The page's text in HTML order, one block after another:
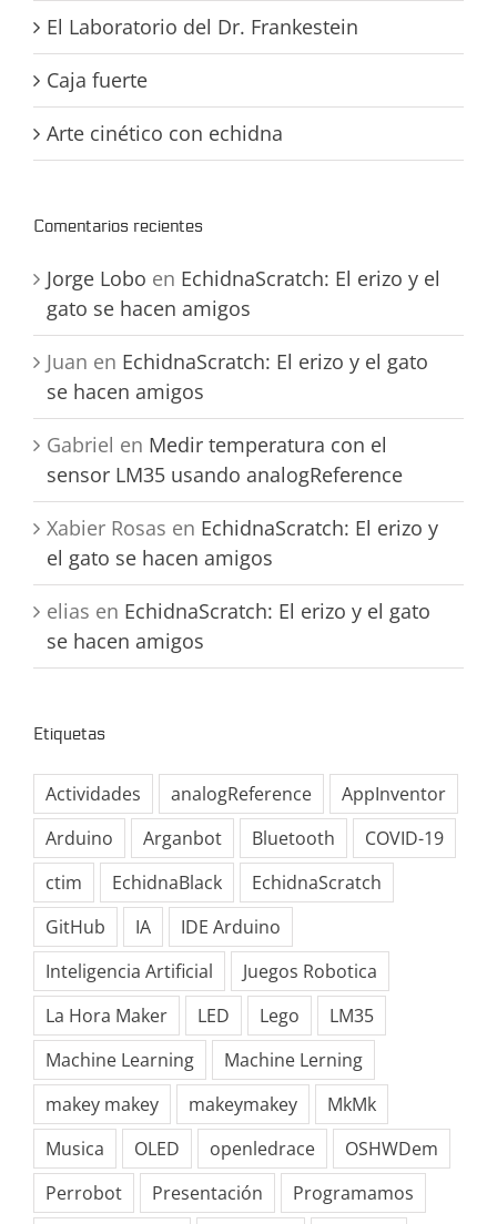
El Laboratorio del Dr. Frankestein
Caja fuerte
Arte cinético con echidna
Comentarios recientes
Jorge Lobo en EchidnaScratch: El erizo y el
gato se hacen amigos
Juan en EchidnaScratch: El erizo y el gato
se hacen amigos
Gabriel en Medir temperatura con el
sensor LM35 usando analogReference
Xabier Rosas en EchidnaScratch: El erizo y
el gato se hacen amigos
elias en EchidnaScratch: El erizo y el gato
se hacen amigos
Etiquetas
Actividades analogReference
AppInventor
Arduino
Arganbot Bluetooth
COVID-19
ctim
EchidnaBlack
EchidnaScratch
GitHub
IA
IDE Arduino
Inteligencia Artificial
Juegos Robotica
La Hora Maker
LED Lego
LM35
Machine Learning
Machine Lerning
makey makey
makeymakey
MkMk
Musica
OLED openledrace
OSHWDem
Perrobot
Presentación
Programamos